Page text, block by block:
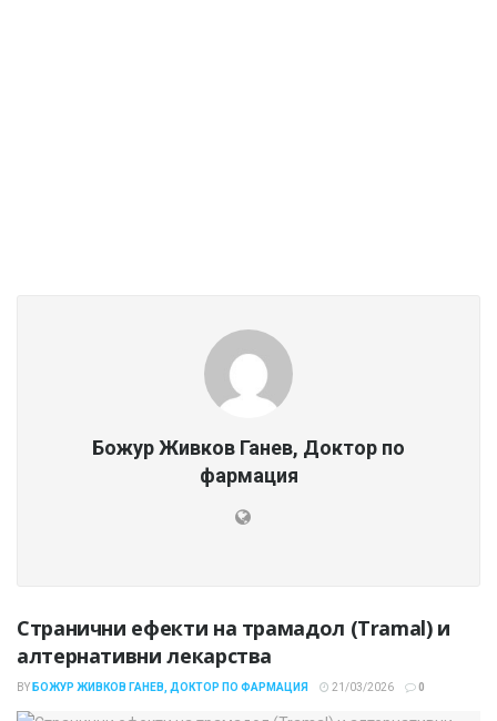
Божур Живков Ганев, Доктор по
фармация
Странични ефекти на трамадол (Tramal) и
алтернативни лекарства
BY БОЖУР ЖИВКОВ ГАНЕВ, ДОКТОР ПО ФАРМАЦИЯ 21/03/2026 0